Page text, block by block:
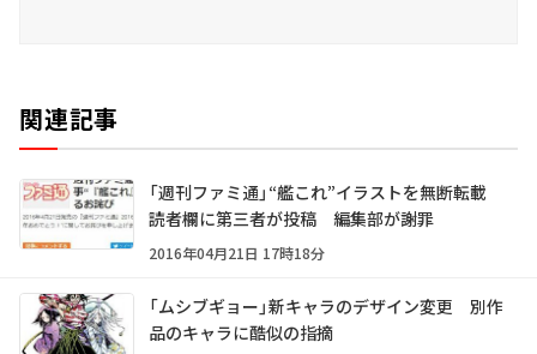
関連記事
「週刊ファミ通」“艦これ”イラストを無断転載
読者欄に第三者が投稿 編集部が謝罪
2016年04月21日 17時18分
「ムシブギョー」新キャラのデザイン変更 別作
品のキャラに酷似の指摘